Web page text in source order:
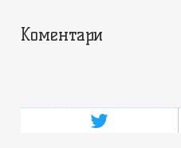
Коментари